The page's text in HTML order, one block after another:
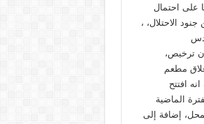
على احتمال
الاحتلال، ،
ترخيص،
مطعم
افتتح
الماضية
إضافة إلى